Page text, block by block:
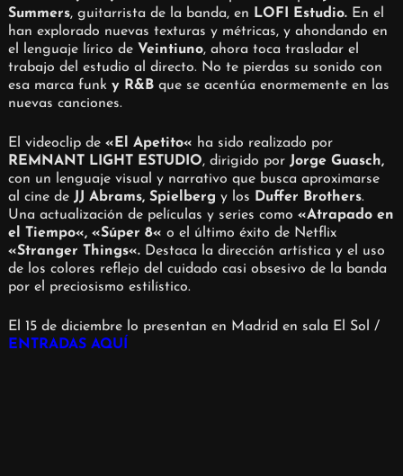
Summers, guitarrista de la banda, en LOFI Estudio.En el
han explorado nuevas texturas y métricas, y ahondando en
el lenguaje lírico de Veintiuno, ahora toca trasladar el
trabajo del estudio al directo. No te pierdas su sonido con
esa marca funky R&Bque se acentúa enormemente en las
nuevas canciones.
El videoclip de«El Apetito« ha sido realizado por
REMNANT LIGHT ESTUDIO, dirigido por Jorge Guasch,
con un lenguaje visual y narrativo que busca aproximarse
al cine de JJ Abrams, Spielberg y los Duffer Brothers.
Una actualización de películas y series como «Atrapado en
el Tiempo«, «Súper 8« o el último éxito de Netflix
«Stranger Things«. Destaca la dirección artística y el uso
de los colores reflejo del cuidado casi obsesivo de la banda
por el preciosismo estilístico.
El 15 de diciembre lo presentan en Madrid en sala El Sol /
ENTRADAS AQUÍ